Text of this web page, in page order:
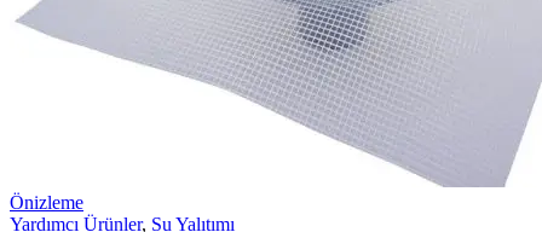
Önizleme
Yardımcı Ürünler, Su Yalıtımı